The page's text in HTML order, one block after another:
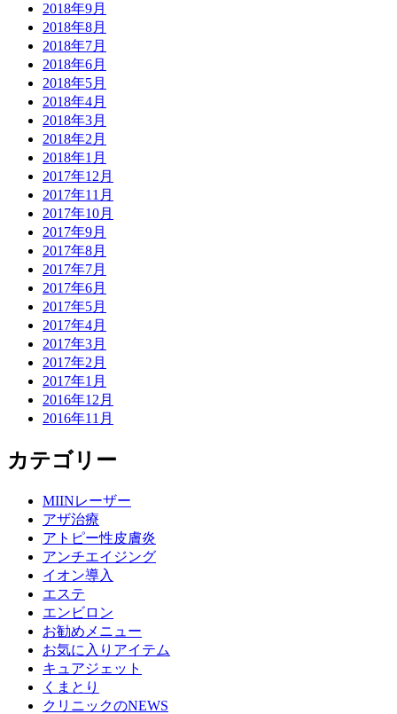
2018年9月
2018年8月
2018年7月
2018年6月
2018年5月
2018年4月
2018年3月
2018年2月
2018年1月
2017年12月
2017年11月
2017年10月
2017年9月
2017年8月
2017年7月
2017年6月
2017年5月
2017年4月
2017年3月
2017年2月
2017年1月
2016年12月
2016年11月
カテゴリー
MIINレーザー
アザ治療
アトピー性皮膚炎
アンチエイジング
イオン導入
エステ
エンビロン
お勧めメニュー
お気に入りアイテム
キュアジェット
くまとり
クリニックのNEWS